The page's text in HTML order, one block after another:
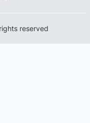
reserved